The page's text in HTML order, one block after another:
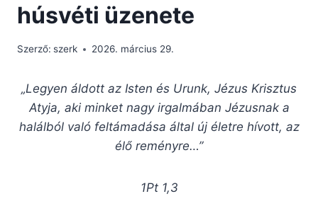
húsvéti üzenete
Szerző: szerk 2026. március 29.
„Legyen áldott az Isten és Urunk, Jézus Krisztus
Atyja, aki minket nagy irgalmában Jézusnak a
halálból való feltámadása által új életre hívott, az
élő reményre…”
1Pt 1,3